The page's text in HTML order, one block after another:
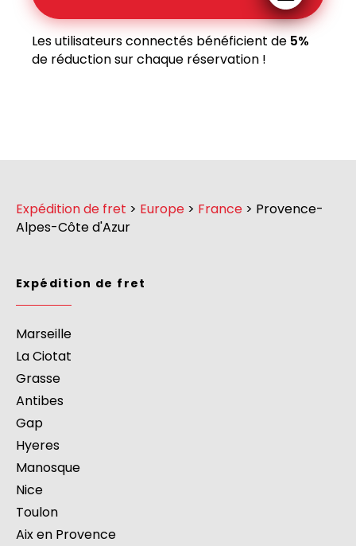
Les utilisateurs connectés bénéficient de 5%
de réduction sur chaque réservation !
Expédition de fret > Europe > France > Provence-
Alpes-Côte d'Azur
Expédition de fret
Marseille
La Ciotat
Grasse
Antibes
Gap
Hyeres
Manosque
Nice
Toulon
Aix en Provence